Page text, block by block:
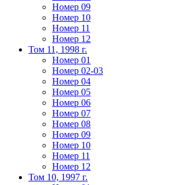
Номер 09
Номер 10
Номер 11
Номер 12
Том 11, 1998 г.
Номер 01
Номер 02-03
Номер 04
Номер 05
Номер 06
Номер 07
Номер 08
Номер 09
Номер 10
Номер 11
Номер 12
Том 10, 1997 г.